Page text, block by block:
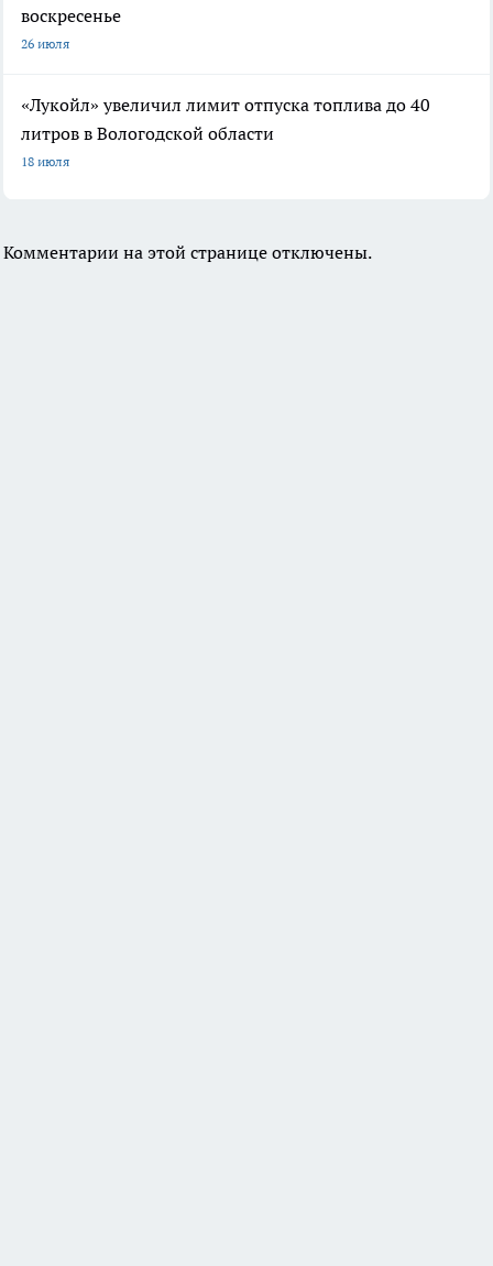
воскресенье
26 июля
«Лукойл» увеличил лимит отпуска топлива до 40
литров в Вологодской области
18 июля
Комментарии на этой странице отключены.